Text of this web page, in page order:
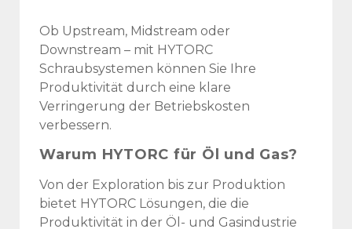
Ob Upstream, Midstream oder
Downstream – mit HYTORC
Schraubsystemen können Sie Ihre
Produktivität durch eine klare
Verringerung der Betriebskosten
verbessern.
Warum HYTORC für Öl und Gas?
Von der Exploration bis zur Produktion
bietet HYTORC Lösungen, die die
Produktivität in der Öl- und Gasindustrie